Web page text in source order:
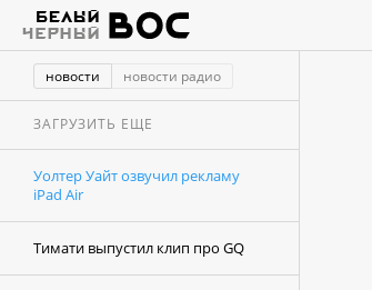
новости новости радио
ЗАГРУЗИТЬ ЕЩЕ
Уолтер Уайт озвучил рекламу
iPad Air
Тимати выпустил клип про GQ